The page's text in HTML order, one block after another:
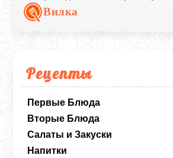
Рецепты
Первые Блюда
Вторые Блюда
Салаты и Закуски
Напитки
нотку и делает подачу
Вилка